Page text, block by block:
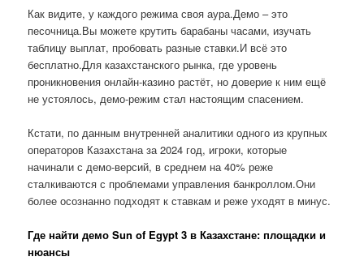
Как видите, у каждого режима своя аура.Демо – это
песочница.Вы можете крутить барабаны часами, изучать
таблицу выплат, пробовать разные ставки.И всё это
бесплатно.Для казахстанского рынка, где уровень
проникновения онлайн-казино растёт, но доверие к ним ещё
не устоялось, демо-режим стал настоящим спасением.
Кстати, по данным внутренней аналитики одного из крупных
операторов Казахстана за 2024 год, игроки, которые
начинали с демо-версий, в среднем на 40% реже
сталкиваются с проблемами управления банкроллом.Они
более осознанно подходят к ставкам и реже уходят в минус.
Где найти демо Sun of Egypt 3 в Казахстане: площадки и
нюансы